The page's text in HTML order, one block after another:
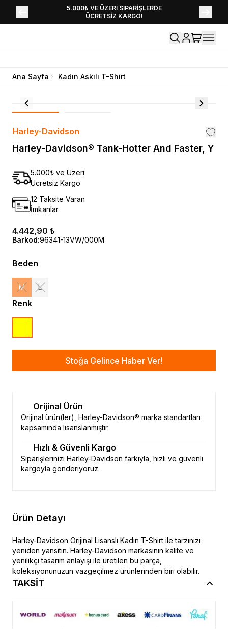
5.000₺ VE ÜZERİ SİPARİŞLERDE
ÜCRETSİZ KARGO!
YENİ SEZON KOLEKSİYONU EKLENDİ,
HEMEN KEŞFET!
Ana Sayfa Kadın Askılı T-Shirt
Harley-Davidson
Harley-Davidson® Tank-Hotter And Faster, Y
5.000₺ ve Üzeri
Ücretsiz Kargo
12 Taksite Varan
İmkanlar
4.442,90 ₺
Barkod:96341-13VW/000M
Beden
M L
Renk
Stoğa Gelince Haber Ver!
Orijinal Ürün
Orijinal ürün(ler), Harley-Davidson® marka standartları
kapsamında lisanslanmıştır.
Hızlı & Güvenli Kargo
Siparişlerinizi Harley-Davidson farkıyla, hızlı ve güvenli
kargoyla gönderiyoruz.
Ürün Detayı
Harley-Davidson Orijinal Lisanslı Kadın T-Shirt ile tarzınızı
yeniden yansıtın. Harley-Davidson markasının kalite ve
yenilikçi tasarım anlayışı ile üretilen bu parça,
koleksiyonunuzun vazgeçilmez ürünlerinden biri olabilir.
TAKSİT